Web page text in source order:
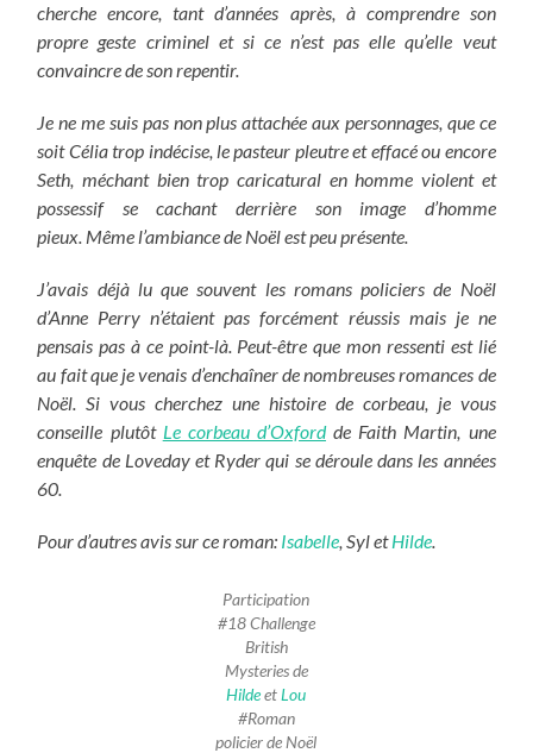
cherche encore, tant d’années après, à comprendre son
propre geste criminel et si ce n’est pas elle qu’elle veut
convaincre de son repentir.
Je ne me suis pas non plus attachée aux personnages, que ce
soit Célia trop indécise, le pasteur pleutre et effacé ou encore
Seth, méchant bien trop caricatural en homme violent et
possessif se cachant derrière son image d’homme
pieux. Même l’ambiance de Noël est peu présente.
J’avais déjà lu que souvent les romans policiers de Noël
d’Anne Perry n’étaient pas forcément réussis mais je ne
pensais pas à ce point-là. Peut-être que mon ressenti est lié
au fait que je venais d’enchaîner de nombreuses romances de
Noël. Si vous cherchez une histoire de corbeau, je vous
conseille plutôt Le corbeau d’Oxfordde Faith Martin, une
enquête de Loveday et Ryder qui se déroule dans les années
60.
Pour d’autres avis sur ce roman: Isabelle, Syl etHilde.
Participation
#18 Challenge
British
Mysteries de
HildeetLou
#Roman
policier de Noël